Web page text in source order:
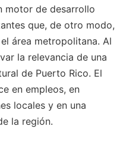
motor de desarrollo
que, de otro modo,
área metropolitana. Al
la relevancia de una
de Puerto Rico. El
en empleos, en
locales y en una
la región.